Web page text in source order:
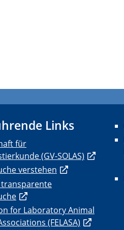
Links
für
(GV-SOLAS)
verstehen
for Laboratory Animal
(FELASA)